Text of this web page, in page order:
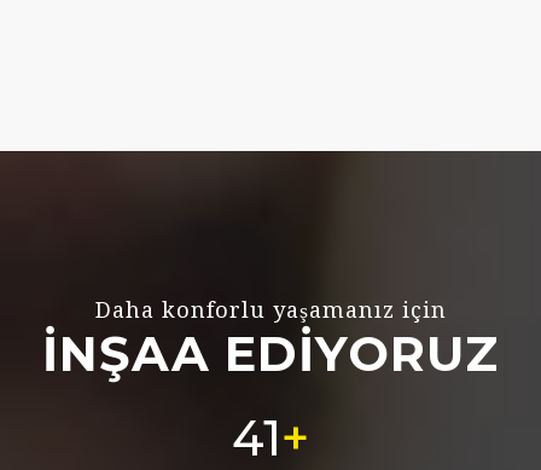
Daha konforlu yaşamanız için
İNŞAA EDİYORUZ
55